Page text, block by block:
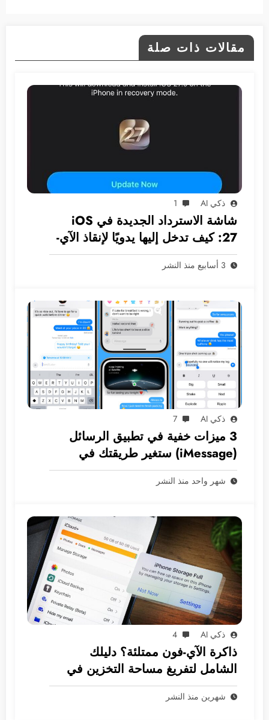
مقالات ذات صلة
ذكي AI 1
شاشة الاسترداد الجديدة في iOS
27: كيف تدخل إليها يدويًا لإنقاذ الآي-
فون دون كمبيوتر؟
3 أسابيع منذ النشر
ذكي AI 7
3 ميزات خفية في تطبيق الرسائل
(iMessage) ستغير طريقتك في
المراسلة
شهر واحد منذ النشر
ذكي AI 4
ذاكرة الآي-فون ممتلئة؟ دليلك
الشامل لتفريغ مساحة التخزين في
نظام iOS
شهرين منذ النشر